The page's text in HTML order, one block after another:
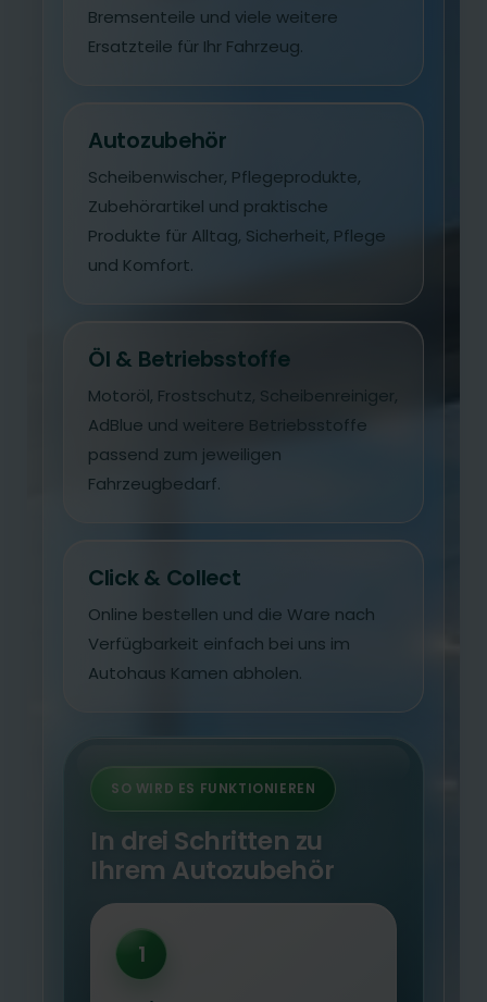
Bremsenteile und viele weitere
Ersatzteile für Ihr Fahrzeug.
Autozubehör
Scheibenwischer, Pflegeprodukte,
Zubehörartikel und praktische
Produkte für Alltag, Sicherheit, Pflege
und Komfort.
Öl & Betriebsstoffe
Motoröl, Frostschutz, Scheibenreiniger,
AdBlue und weitere Betriebsstoffe
passend zum jeweiligen
Fahrzeugbedarf.
Click & Collect
Online bestellen und die Ware nach
Verfügbarkeit einfach bei uns im
Autohaus Kamen abholen.
SO WIRD ES FUNKTIONIEREN
In drei Schritten zu
Ihrem Autozubehör
1